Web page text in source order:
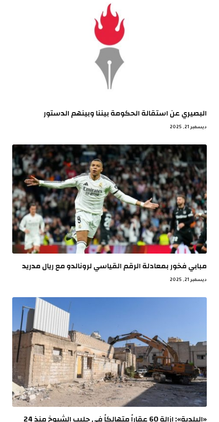
البصيري عن استقالة الحكومة بيننا وبينهم الدستور
ديسمبر 21, 2025
مبابي فخور بمعادلة الرقم القياسي لرونالدو مع ريال مدريد
ديسمبر 21, 2025